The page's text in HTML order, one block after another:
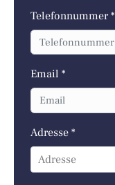
Telefonnummer *
Email *
Adresse *
Adresse